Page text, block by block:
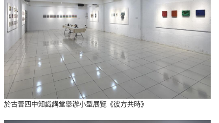
於古晉四中知識講堂舉辦小型展覽《彼方共時》